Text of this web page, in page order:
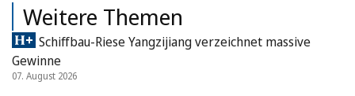
Weitere Themen
Schiffbau-Riese Yangzijiang verzeichnet massive
Gewinne
07. August 2026